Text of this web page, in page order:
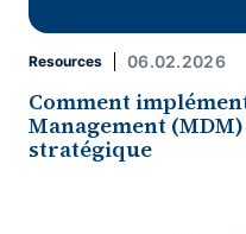
Resources 06.02.2026
Comment
Management
stratégique